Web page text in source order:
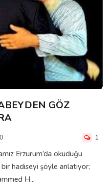
GÖZ
1
Erzurum’da okuduğu
hadiseyi şöyle anlatıyor;
H...